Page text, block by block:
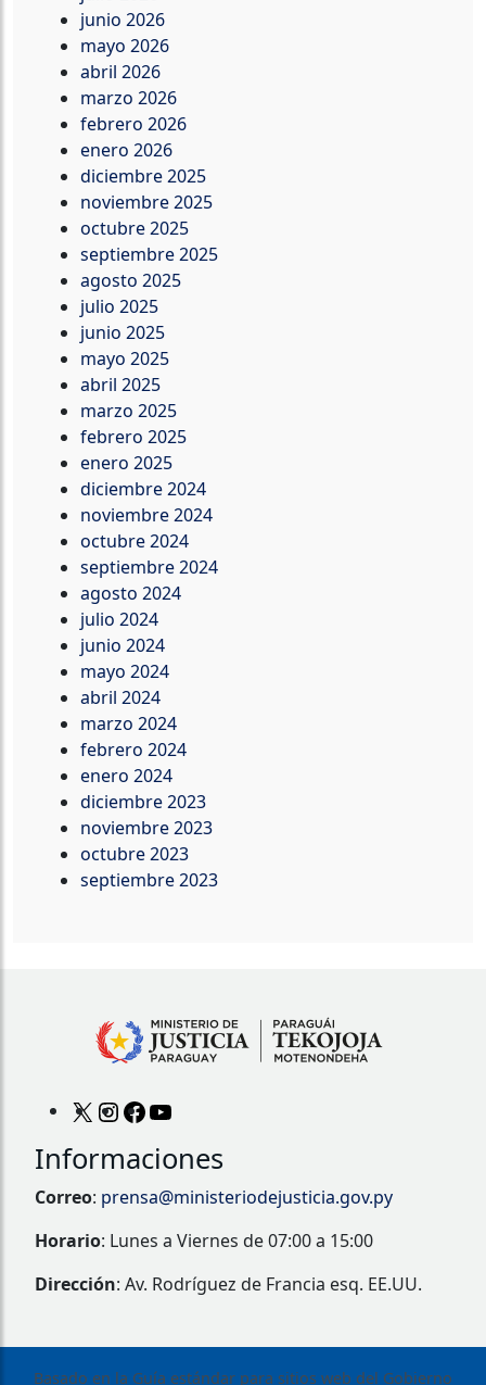
junio 2026
mayo 2026
abril 2026
marzo 2026
febrero 2026
enero 2026
diciembre 2025
noviembre 2025
octubre 2025
septiembre 2025
agosto 2025
julio 2025
junio 2025
mayo 2025
abril 2025
marzo 2025
febrero 2025
enero 2025
diciembre 2024
noviembre 2024
octubre 2024
septiembre 2024
agosto 2024
julio 2024
junio 2024
mayo 2024
abril 2024
marzo 2024
febrero 2024
enero 2024
diciembre 2023
noviembre 2023
octubre 2023
septiembre 2023
Informaciones
Correo: prensa@ministeriodejusticia.gov.py
Horario: Lunes a Viernes de 07:00 a 15:00
Dirección: Av. Rodríguez de Francia esq. EE.UU.
Basado en la Guía estándar para sitios web del Gobierno